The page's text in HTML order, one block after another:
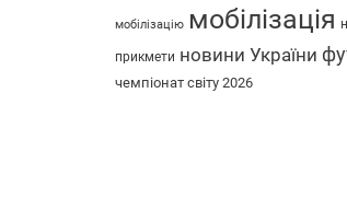
мобілізацію мобілізація
прикмети новини України
чемпіонат світу 2026